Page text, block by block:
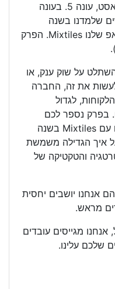
מתחילים עונה חדשה של הפודקאסט, עונה 5. בעונה
שלמדנו בשנה
האחרונה מלעשות את הסטארטאפ שלנו Mixtiles. הפרק
על שוק ענק, או
את זה, החברה
לגדול
בפרק נספר לכם
בצורה שקופה על הגדילה שחווינו עם Mixtiles בשנה
איך הגדילה משמשת
והטקטיקה של
אנחנו יושבים יחסית
מראש.
מגייסים עובדים
שלכם עלינו.